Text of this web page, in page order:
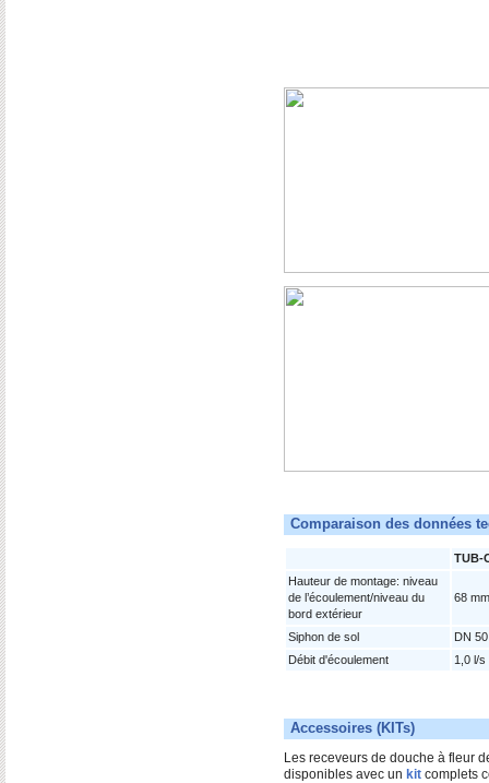
Comparaison des données
TUB-
Hauteur de montage: niveau
de l’écoulement/niveau du
bord extérieur
68 mm
Siphon de sol
DN
Débit d'écoulement
1,0 l/s
Accessoires (KITs)
Les receveurs de douche à fleur
disponibles avec un kitcomplets